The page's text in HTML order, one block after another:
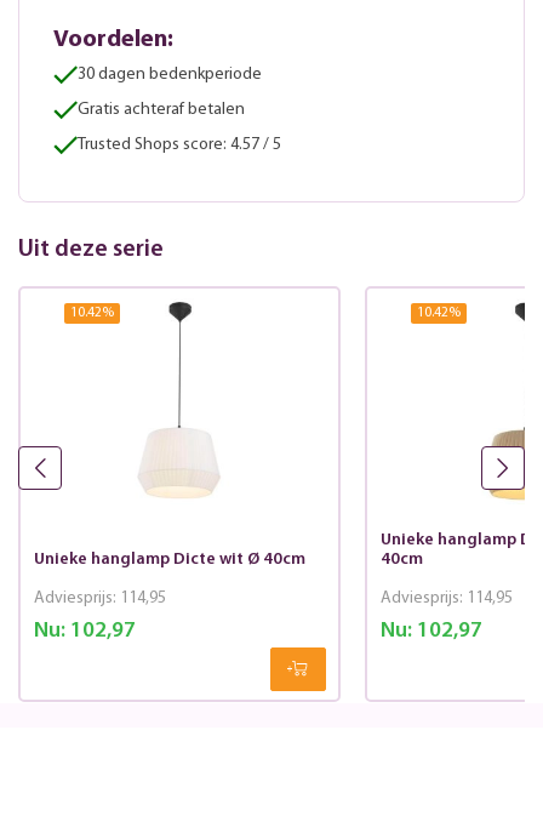
Voordelen:
30 dagen bedenkperiode
Gratis achteraf betalen
Trusted Shops score: 4.57 / 5
Uit deze serie
10.42%
Unieke hanglamp Dicte wit Ø 40cm
Nu:102,97
Adviesprijs: 114,95
10.42%
Unieke hanglamp
40cm
Nu:102,97
Adviesprijs: 114,95